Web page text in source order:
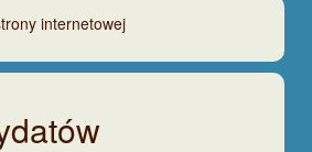
internetowej